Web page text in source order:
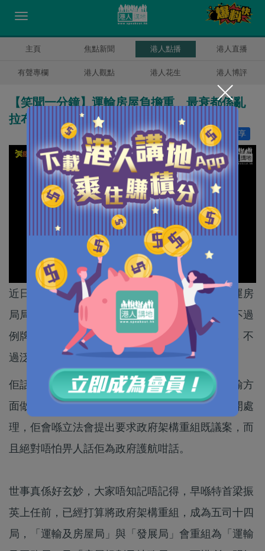
主頁 焦點新聞 港人點播 港人直播
有聲專欄 港人觀點 港人花生 港人博評
【笑聞一分鐘】運輸房屋負擔重 最衰都係亂
拉布？
分享
讚好 0
近日高鐵工程延誤風波鬧哄哄，錯咗梗係要認，運房
局局長張炳良、港鐵管理層已經向咗公眾道歉，不過
例牌梗有人叫佢哋下台。張炳良係就係論盡咗啲，不
過泛民既會計界議員梁繼昌竟然為佢抱不平。
佢話，其實張炳良喺房屋政策做得唔錯，只係運輸方
面做得無咁好，其實運輸同房屋兩大範疇應該分開處
理，佢會喺立法會提出要求政府架構重組既議案，而
且絕對唔怕畀人話佢為政府護航咁話。
世事真係好玄妙，大家唔知記唔記得，早喺特首梁振
英上任前，已經打算將政府架構重組，成為五司十四
局，「運輸及房屋局」與「發展局」會重組為「運輸